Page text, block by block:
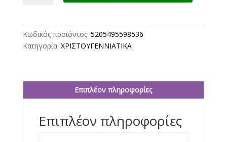
TMX
GREEN
Κωδικός προϊόντος: 5205495598536
Κατηγορία: ΧΡΙΣΤΟΥΓΕΝΝΙΑΤΙΚΑ
Επιπλέον πληροφορίες
Επιπλέον πληροφορίες